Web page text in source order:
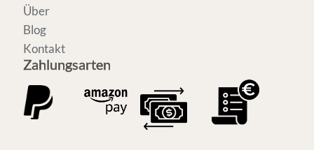
Über
Blog
Kontakt
Zahlungsarten